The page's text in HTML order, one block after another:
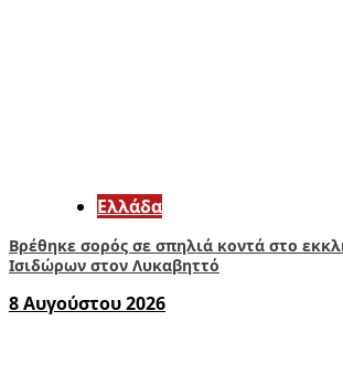
Ελλάδα
Βρέθηκε σορός σε σπηλιά κοντά στο
Ισιδώρων στον Λυκαβηττό
8 Αυγούστου 2026